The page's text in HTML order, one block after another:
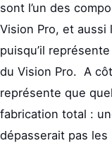
sont l’un des
Vision Pro, et aussi
puisqu’il
du Vision Pro. A
représente que
fabrication total :
dépasserait pas